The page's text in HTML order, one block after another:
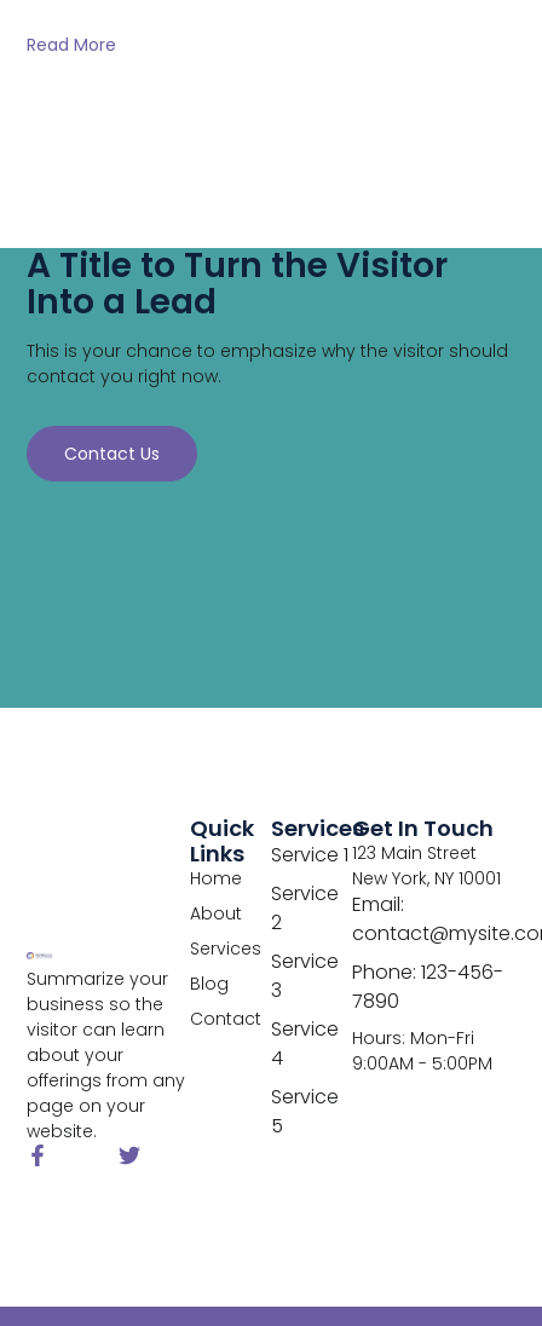
Read More
A Title to Turn the Visitor
Into a Lead
This is your chance to emphasize why the visitor should
contact you right now.
Contact Us
Summarize your
business so the
visitor can learn
about your
offerings from any
page on your
website.
Services
Service 1
Service
2
Service
3
Service
4
Service
5
Quick
Links
Home
About
Services
Blog
Contact
Get In Touch
123 Main Street
New York, NY 10001
Email:
Phone: 123-456-
7890
Hours: Mon-Fri
9:00AM - 5:00PM